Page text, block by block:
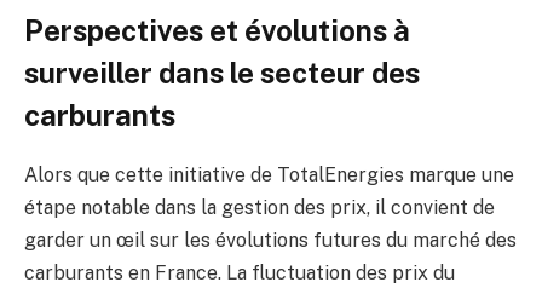
Perspectives et évolutions à
surveiller dans le secteur des
carburants
Alors que cette initiative de TotalEnergies marque une
étape notable dans la gestion des prix, il convient de
garder un œil sur les évolutions futures du marché des
carburants en France. La fluctuation des prix du